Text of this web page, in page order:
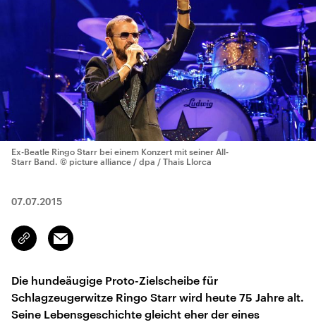
Ex-Beatle Ringo Starr bei einem Konzert mit seiner All-
Starr Band. © picture alliance / dpa / Thais Llorca
07.07.2015
Link
kopieren/teilen
Email
Die hundeäugige Proto-Zielscheibe für
Schlagzeugerwitze Ringo Starr wird heute 75 Jahre alt.
Seine Lebensgeschichte gleicht eher der eines